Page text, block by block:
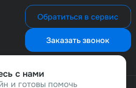
Обратиться в сервис
Заказать звонок
с нами
и готовы помочь